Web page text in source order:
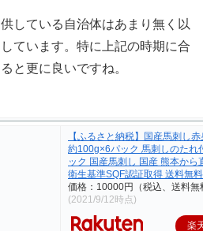
と更に良いですね。
衛生基準SQF認証取得 送料無料
価格：10000円（税込、送料無
(2021/9/12時点)
楽